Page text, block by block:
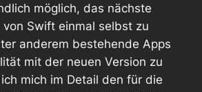
möglich, das nächste
Swift einmal selbst zu
anderem bestehende Apps
mit der neuen Version zu
mich im Detail den für die